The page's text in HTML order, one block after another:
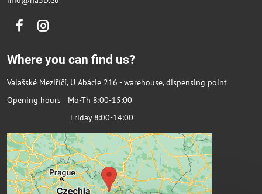
FacebookInstagram
Where you can find us?
Valašské Meziříčí, U Abácie 216 - warehouse, dispensing point
Opening hours Mo-Th 8:00-15:00
Friday 8:00-14:00